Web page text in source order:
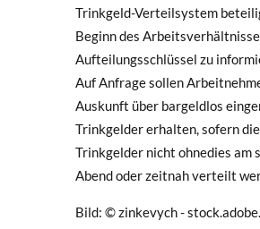
Trinkgeld-Verteilsystem
Beginn des
Aufteilungsschlüssel zu
Auf Anfrage sollen
Auskunft über bargeldlos
Trinkgelder erhalten, sofern die
Trinkgelder nicht ohnedies am
Abend oder zeitnah verteilt
Bild: © zinkevych -